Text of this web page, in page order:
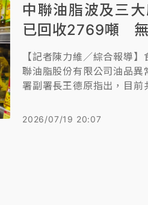
中聯油脂波及三
已回收2769噸 無
【記者陳力維／綜合報導
聯油脂股份有限公司油品異
署副署長王德原指出，目前
行政院長卓榮泰今預告明將
2026/07/19 20:07